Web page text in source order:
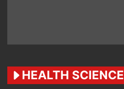
HEALTH SCIENCE